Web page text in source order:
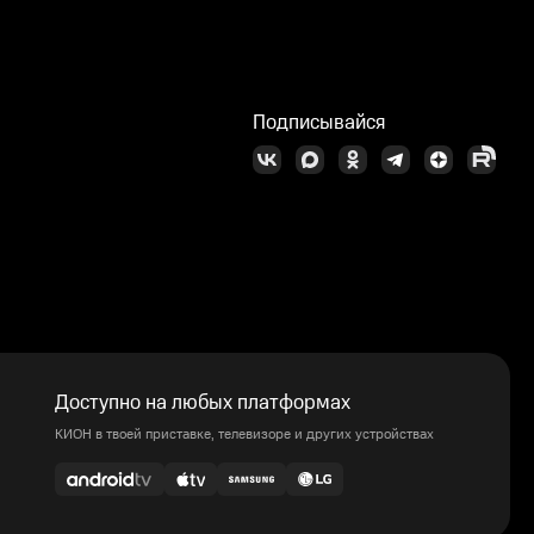
Подписывайся
Доступно на любых платформах
КИОН в твоей приставке, телевизоре и других устройствах